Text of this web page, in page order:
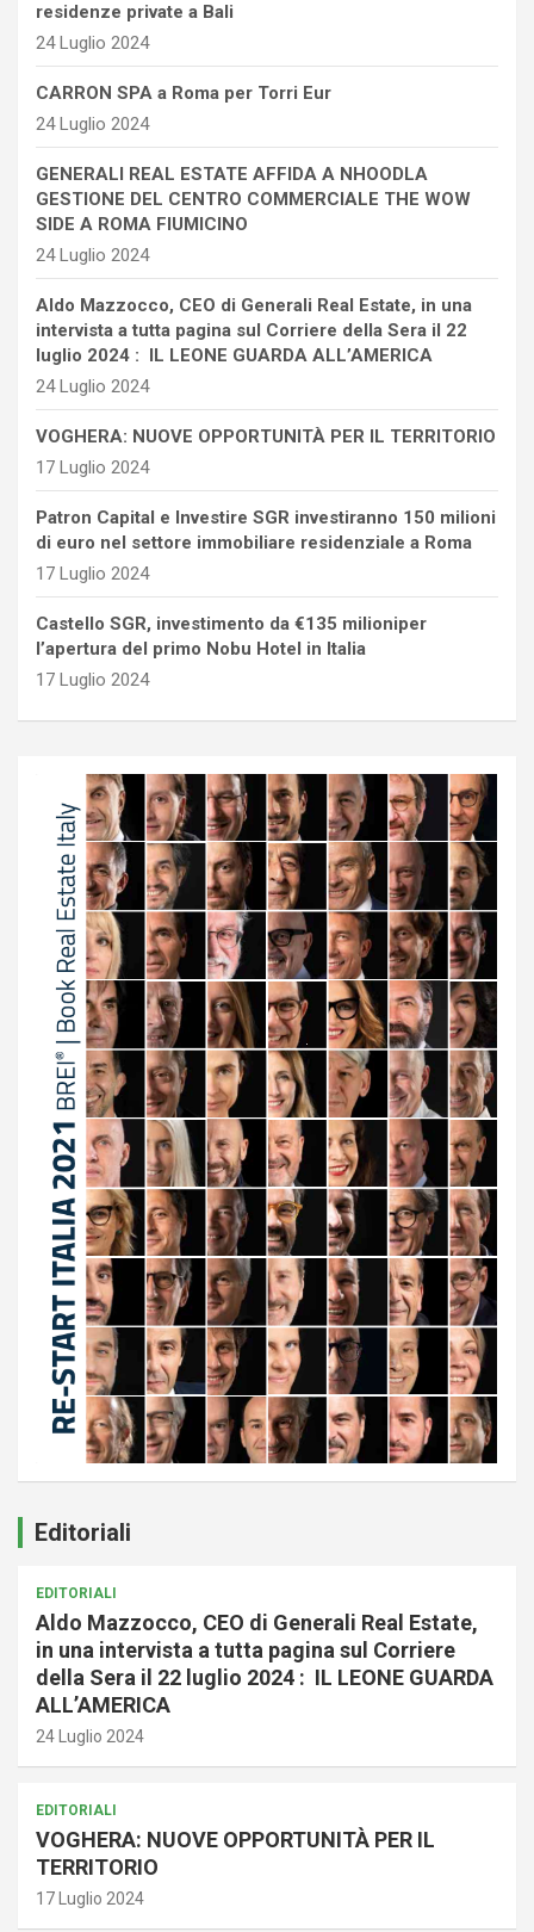
residenze private a Bali
24 Luglio 2024
CARRON SPA a Roma per Torri Eur
24 Luglio 2024
GENERALI REAL ESTATE AFFIDA A NHOODLA
GESTIONE DEL CENTRO COMMERCIALE THE WOW
SIDE A ROMA FIUMICINO
24 Luglio 2024
Aldo Mazzocco, CEO di Generali Real Estate, in una
intervista a tutta pagina sul Corriere della Sera il 22
luglio 2024 : IL LEONE GUARDA ALL’AMERICA
24 Luglio 2024
VOGHERA: NUOVE OPPORTUNITÀ PER IL TERRITORIO
17 Luglio 2024
Patron Capital e Investire SGR investiranno 150 milioni
di euro nel settore immobiliare residenziale a Roma
17 Luglio 2024
Castello SGR, investimento da €135 milioniper
l’apertura del primo Nobu Hotel in Italia
17 Luglio 2024
Editoriali
EDITORIALI
Aldo Mazzocco, CEO di Generali Real Estate,
in una intervista a tutta pagina sul Corriere
della Sera il 22 luglio 2024 : IL LEONE GUARDA
ALL’AMERICA
24 Luglio 2024
EDITORIALI
VOGHERA: NUOVE OPPORTUNITÀ PER IL
TERRITORIO
17 Luglio 2024